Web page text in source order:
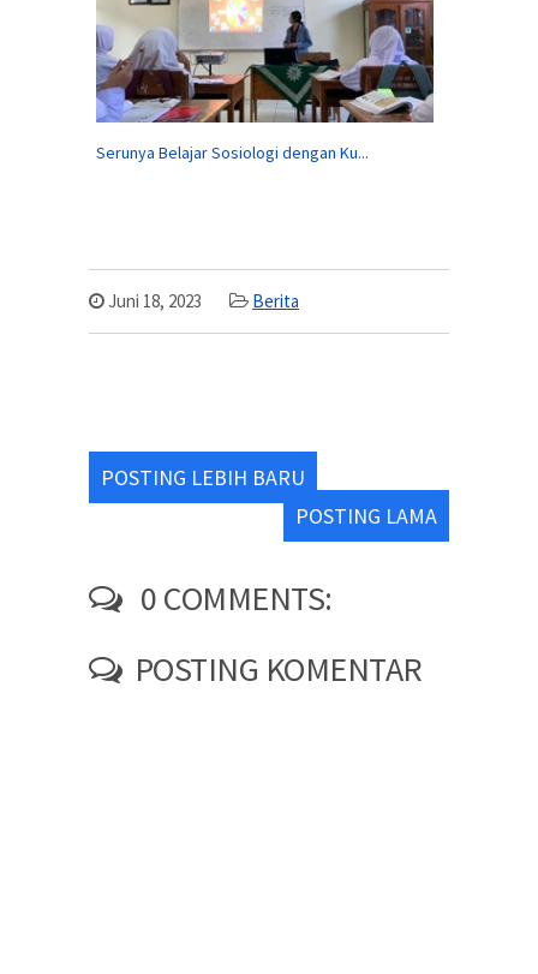
Serunya Belajar Sosiologi dengan Ku...
Juni 18, 2023 Berita
POSTING LEBIH BARU
POSTING LAMA
0 COMMENTS:
POSTING KOMENTAR